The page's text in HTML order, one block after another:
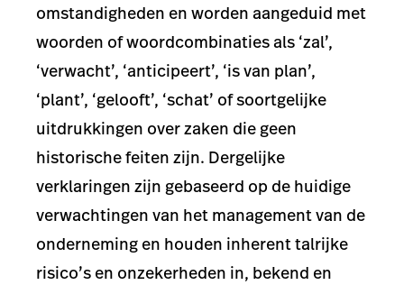
omstandigheden en worden aangeduid met
woorden of woordcombinaties als ‘zal’,
‘verwacht’, ‘anticipeert’, ‘is van plan’,
‘plant’, ‘gelooft’, ‘schat’ of soortgelijke
uitdrukkingen over zaken die geen
historische feiten zijn. Dergelijke
verklaringen zijn gebaseerd op de huidige
verwachtingen van het management van de
onderneming en houden inherent talrijke
risico’s en onzekerheden in, bekend en